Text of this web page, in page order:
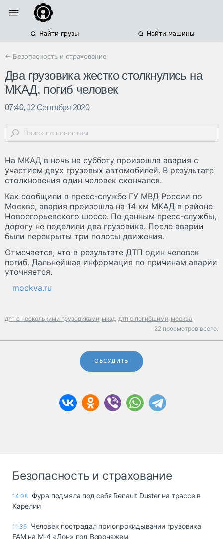
Найти грузы Найти машины
← Безопасность и страхование
Два грузовика жестко столкнулись на
МКАД, погиб человек
07:40, 12 Сентября 2020
На МКАД в ночь на субботу произошла авария с
участием двух грузовых автомобилей. В результате
столкновения один человек скончался.
Как сообщили в пресс-службе ГУ МВД России по
Москве, авария произошла на 14 км МКАД в районе
Новоегорьевского шоссе. По данным пресс-службы,
дорогу не поделили два грузовика. После аварии
были перекрыты три полосы движения.
Отмечается, что в результате ДТП один человек
погиб. Дальнейшая информация по причинам аварии
уточняется.
mockva.ru
дтп с несколькими грузовиками мкад дтп с погибшими москва
22 просмотров всего.
ОБСУДИТЬ
Безопасность и страхование
14:08 Фура подмяла под себя Renault Duster на трассе в
Карелии
11:35 Человек пострадал при опрокидывании грузовика
FAM на М-4 «Дон» под Воронежем